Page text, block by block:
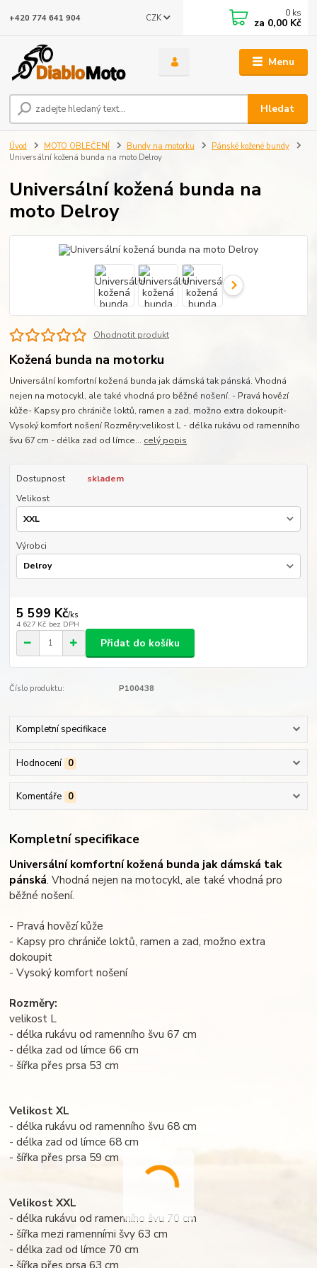
Menu
CZK
Hledat
+420 774 641 904 0 ks
za 0,00 Kč
Úvod MOTO OBLEČENÍ Bundy na motorku
Pánské kožené bundy
Universální kožená bunda na moto Delroy
Universální kožená bunda na
moto Delroy
Ohodnotit produkt
Kožená bunda na motorku
Universální komfortní kožená bunda jak dámská tak pánská. Vhodná
nejen na motocykl, ale také vhodná pro běžné nošení. - Pravá hovězí
kůže- Kapsy pro chrániče loktů, ramen a zad, možno extra dokoupit-
Vysoký komfort nošení Rozměry:velikost L - délka rukávu od ramenního
švu 67 cm - délka zad od límce... celý popis
Dostupnost
skladem
Velikost
Výrobci
5 599 Kč/ks
4 627 Kč bez DPH
Přidat do košíku
Číslo produktu: P100438
Kompletní specifikace
Hodnocení 0
Komentáře 0
Kompletní specifikace
Universální komfortní kožená bunda jak dámská tak
pánská. Vhodná nejen na motocykl, ale také vhodná pro
běžné nošení.
- Pravá hovězí kůže
- Kapsy pro chrániče loktů, ramen a zad, možno extra
dokoupit
- Vysoký komfort nošení
Rozměry:
velikost L
- délka rukávu od ramenního švu 67 cm
- délka zad od límce 66 cm
- šířka přes prsa 53 cm
Velikost XL
- délka rukávu od ramenního švu 68 cm
- délka zad od límce 68 cm
- šířka přes prsa 59 cm
Velikost XXL
- délka rukávu od ramenního švu 70 cm
- šířka mezi ramenními švy 63 cm
- délka zad od límce 70 cm